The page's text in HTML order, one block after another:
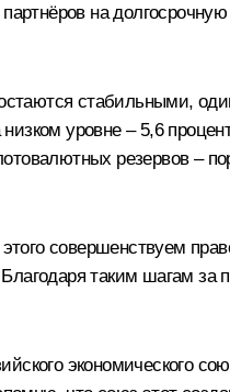
на
стабильными,
уровне – 5,6
резервов –
совершенствуем
таким шагам за
экономического